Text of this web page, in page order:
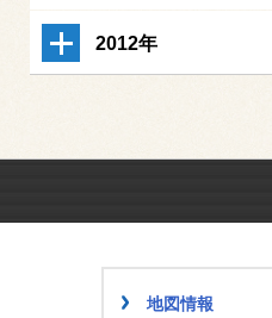
2012年
地図情報